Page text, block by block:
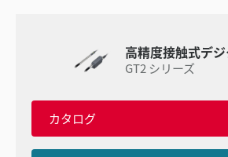
高精度接触式デ
GT2 シリーズ
カタログ